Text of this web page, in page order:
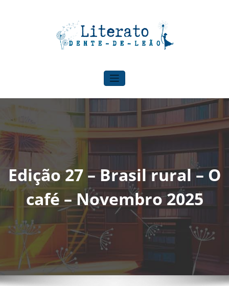
Literato Dente-de-leão
Edição 27 – Brasil rural – O
café – Novembro 2025